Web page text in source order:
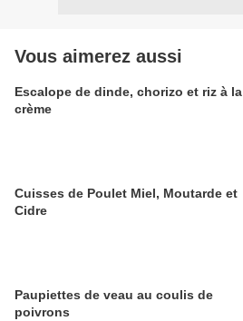
Vous aimerez aussi
Escalope de dinde, chorizo et riz à la
crème
Cuisses de Poulet Miel, Moutarde et
Cidre
Paupiettes de veau au coulis de
poivrons